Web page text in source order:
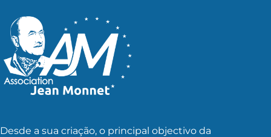
Desde a sua criação, o principal objectivo da